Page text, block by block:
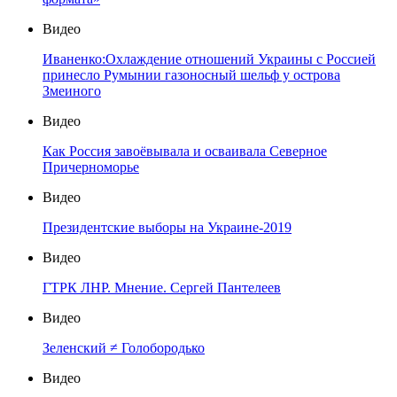
Видео
Иваненко:Охлаждение отношений Украины с Россией
принесло Румынии газоносный шельф у острова
Змеиного
Видео
Как Россия завоёвывала и осваивала Северное
Причерноморье
Видео
Президентские выборы на Украине-2019
Видео
ГТРК ЛНР. Мнение. Сергей Пантелеев
Видео
Зеленский ≠ Голобородько
Видео